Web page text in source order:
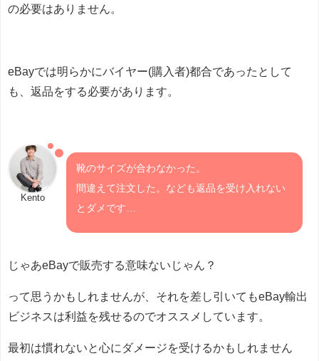
の必要はありません。
eBayでは明らかにバイヤー(購入者)都合であったとして
も、返品をする必要があります。
Kento
靴のサイズが合わなかった。
間違えて注文した。なども返品を受け入れない
とダメです…
じゃあeBayで販売する意味ないじゃん？
って思うかもしれませんが、それを差し引いてもeBay輸出
ビジネスは利益を残せるのでオススメしています。
最初は慣れないと心にダメージを受けるかもしれません